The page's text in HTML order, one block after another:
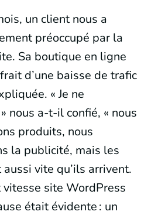
un client nous a
préoccupé par la
Sa boutique en ligne
d’une baisse de trafic
« Je ne
nous a-t-il confié, « nous
produits, nous
la publicité, mais les
vite qu’ils arrivent.
site WordPress
était évidente : un